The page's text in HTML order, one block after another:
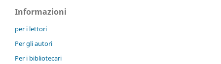
Informazioni
per i lettori
Per gli autori
Per i bibliotecari